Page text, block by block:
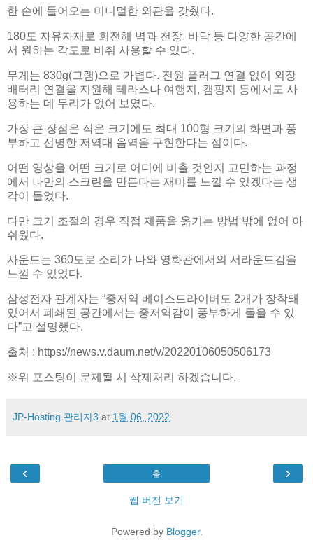
한 손에 들어오는 미니멀한 외관을 갖췄다.
180도 자유자재로 회전해 벽과 천장, 바닥 등 다양한 공간에
서 원하는 각도로 비춰 사용할 수 있다.
무게는 830g(그램)으로 가볍다. 전원 플러그 연결 없이 외장
배터리 연결을 지원해 테라스나 여행지, 캠핑지 등에서도 사
용하는 데 무리가 없어 보였다.
가장 큰 장점은 작은 크기에도 최대 100형 크기의 화면과 풍
부하고 선명한 저역대 음역을 구현한다는 점이다.
어떤 영상을 어떤 크기로 어디에 비출 것인지 고민하는 과정
에서 나만의 스크린을 만든다는 재미를 느낄 수 있겠다는 생
각이 들었다.
다만 크기 조절의 경우 직접 제품을 옮기는 방법 밖에 없어 아
쉬웠다.
사운드는 360도로 소리가 나와 영화관에서의 서라운드감을
느낄 수 있었다.
삼성전자 관계자는 “중저역 베이스드라이버도 2개가 장착돼
있어서 폐쇄된 공간에서는 중저역감이 풍부하게 들을 수 있
다”고 설명했다.
출처 : https://news.v.daum.net/v/20220106050506173
※위 포스팅이 문제될 시 삭제처리 하겠습니다.
JP-Hosting 관리자3 at 1월 06, 2022
‹ ›
홈
웹 버전 보기
Powered by Blogger.